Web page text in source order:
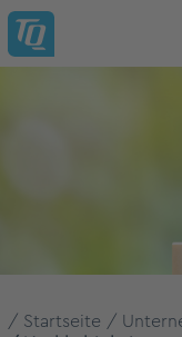
Startseite